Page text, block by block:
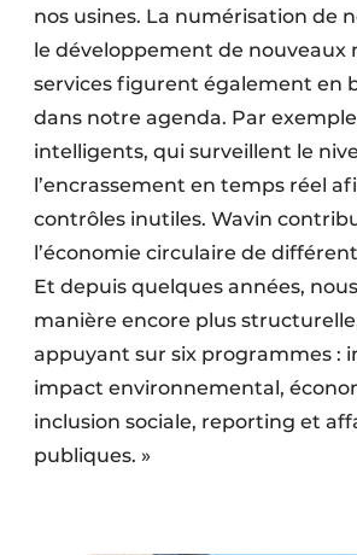
nos usines. La numérisation de
le développement de nouveaux
services figurent également en
dans notre agenda. Par
intelligents, qui surveillent le
l’encrassement en temps réel
contrôles inutiles. Wavin
l’économie circulaire de
Et depuis quelques années,
manière encore plus
appuyant sur six programmes :
impact environnemental,
inclusion sociale, reporting et
publiques. »